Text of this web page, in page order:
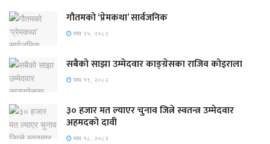
गौतमको ‘प्रेमकथा’ सार्वजनिक
माघ २५, २०८२
सबैको साझा उम्मेदवार काङ्ग्रेसका राजिव कोइराला
माघ १९, २०८२
३० हजार मत ल्याएर चुनाव जित्ने स्वतन्त्र उम्मेदवार
अहमदको दावी
माघ १८, २०८२